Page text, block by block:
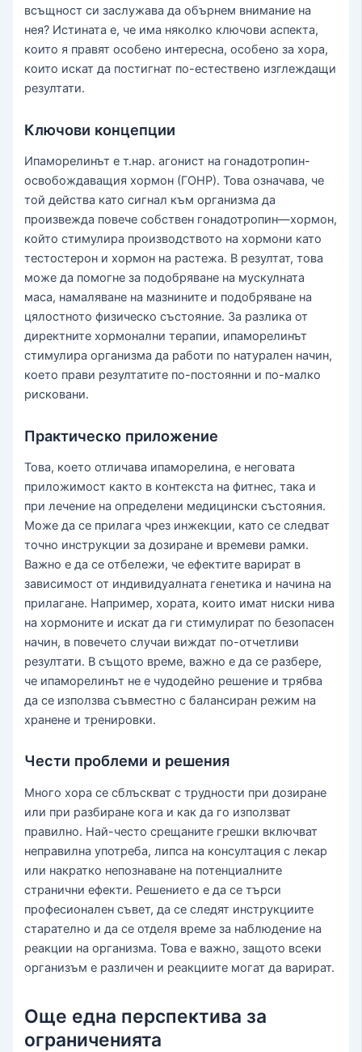
всъщност си заслужава да обърнем внимание на
нея? Истината е, че има няколко ключови аспекта,
които я правят особено интересна, особено за хора,
които искат да постигнат по-естествено изглеждащи
резултати.
Ключови концепции
Ипаморелинът е т.нар. агонист на гонадотропин-
освобождаващия хормон (ГОНР). Това означава, че
той действа като сигнал към организма да
произвежда повече собствен гонадотропин—хормон,
който стимулира производството на хормони като
тестостерон и хормон на растежа. В резултат, това
може да помогне за подобряване на мускулната
маса, намаляване на мазнините и подобряване на
цялостното физическо състояние. За разлика от
директните хормонални терапии, ипаморелинът
стимулира организма да работи по натурален начин,
което прави резултатите по-постоянни и по-малко
рисковани.
Практическо приложение
Това, което отличава ипаморелина, е неговата
приложимост както в контекста на фитнес, така и
при лечение на определени медицински състояния.
Може да се прилага чрез инжекции, като се следват
точно инструкции за дозиране и времеви рамки.
Важно е да се отбележи, че ефектите варират в
зависимост от индивидуалната генетика и начина на
прилагане. Например, хората, които имат ниски нива
на хормоните и искат да ги стимулират по безопасен
начин, в повечето случаи виждат по-отчетливи
резултати. В същото време, важно е да се разбере,
че ипаморелинът не е чудодейно решение и трябва
да се използва съвместно с балансиран режим на
хранене и тренировки.
Чести проблеми и решения
Много хора се сблъскват с трудности при дозиране
или при разбиране кога и как да го използват
правилно. Най-често срещаните грешки включват
неправилна употреба, липса на консултация с лекар
или накратко непознаване на потенциалните
странични ефекти. Решението е да се търси
професионален съвет, да се следят инструкциите
старателно и да се отделя време за наблюдение на
реакции на организма. Това е важно, защото всеки
организъм е различен и реакциите могат да варират.
Още една перспектива за
ограниченията